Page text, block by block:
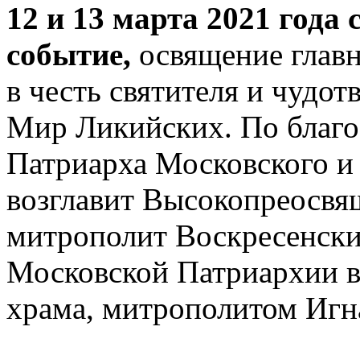
12 и 13 марта 2021 года
событие, освящение
в честь святителя и
Мир Ликийских. По
Патриарха Московского
возглавит
митрополит
Московской Патриархии
храма, митрополитом